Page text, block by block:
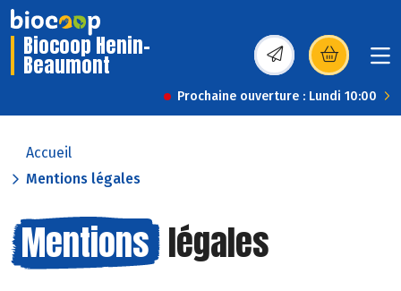
Biocoop Henin-
Beaumont (s’ouvre dans une
Prochaine ouverture : Lundi 10:00
Accueil
Mentions légales
Mentions légales